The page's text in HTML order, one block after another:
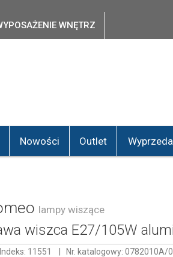
WNĘTRZ
Nowości Outlet
lampy wiszące
wiszca E27/105W
Indeks: 11551 | Nr. katalogowy: 0782010A/